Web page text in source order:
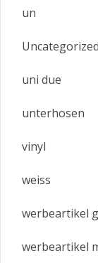
un
Uncategorized
uni due
unterhosen
vinyl
weiss
werbeartikel
werbeartikel